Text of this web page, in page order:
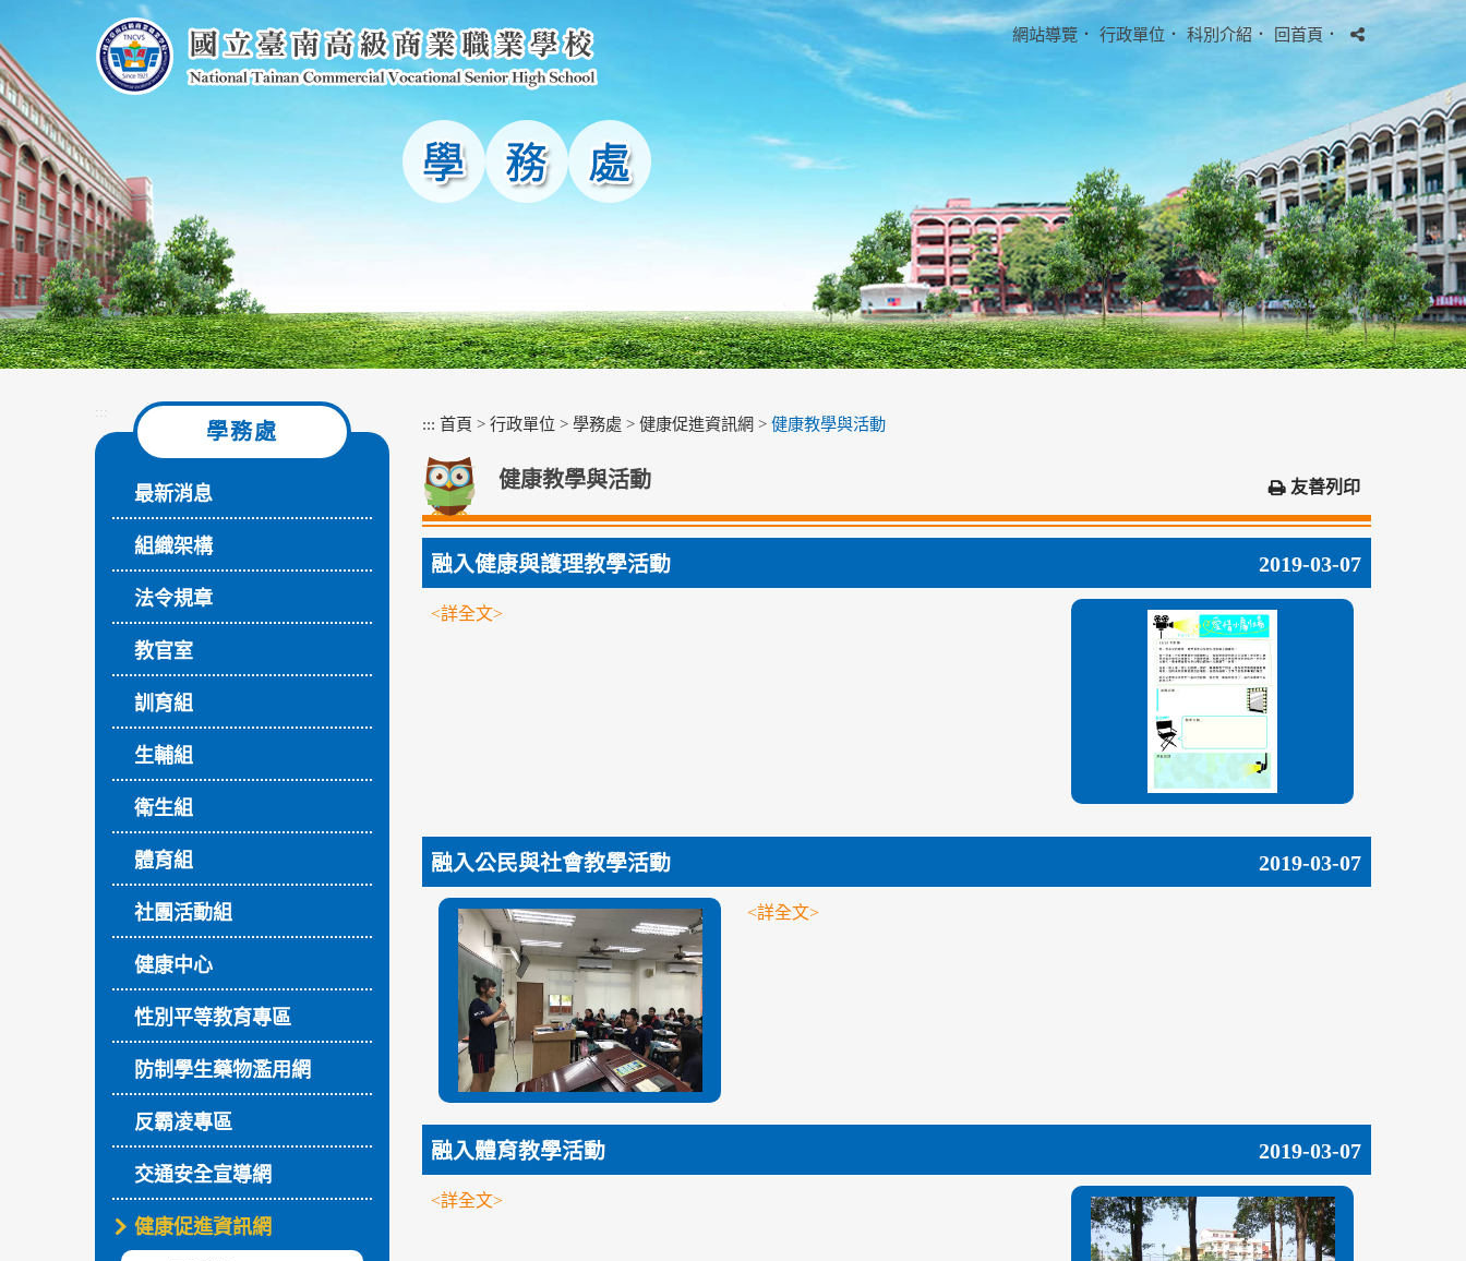
主
要
內
容
區
塊
網站導覽 ． 行政單位 ． 科別介紹． 回首頁．
:::
學務處
最新消息
組織架構
法令規章
教官室
訓育組
生輔組
衛生組
體育組
社團活動組
健康中心
性別平等教育專區
防制學生藥物濫用網
反霸凌專區
交通安全宣導網
健康促進資訊網
::: 首頁 > 行政單位 > 學務處 > 健康促進資訊網 > 健康教學與活動
健康教學與活動 友善列印
融入健康與護理教學活動 2019-03-07
<詳全文>
融入公民與社會教學活動 2019-03-07
<詳全文>
融入體育教學活動 2019-03-07
<詳全文>